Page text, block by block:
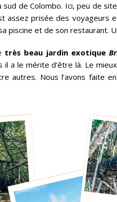
de Colombo. Ici, peu de
assez prisée des voyageurs
piscine et de son restaurant.
très beau jardin exotique
a le mérite d’être là. Le
autres. Nous l’avons faite